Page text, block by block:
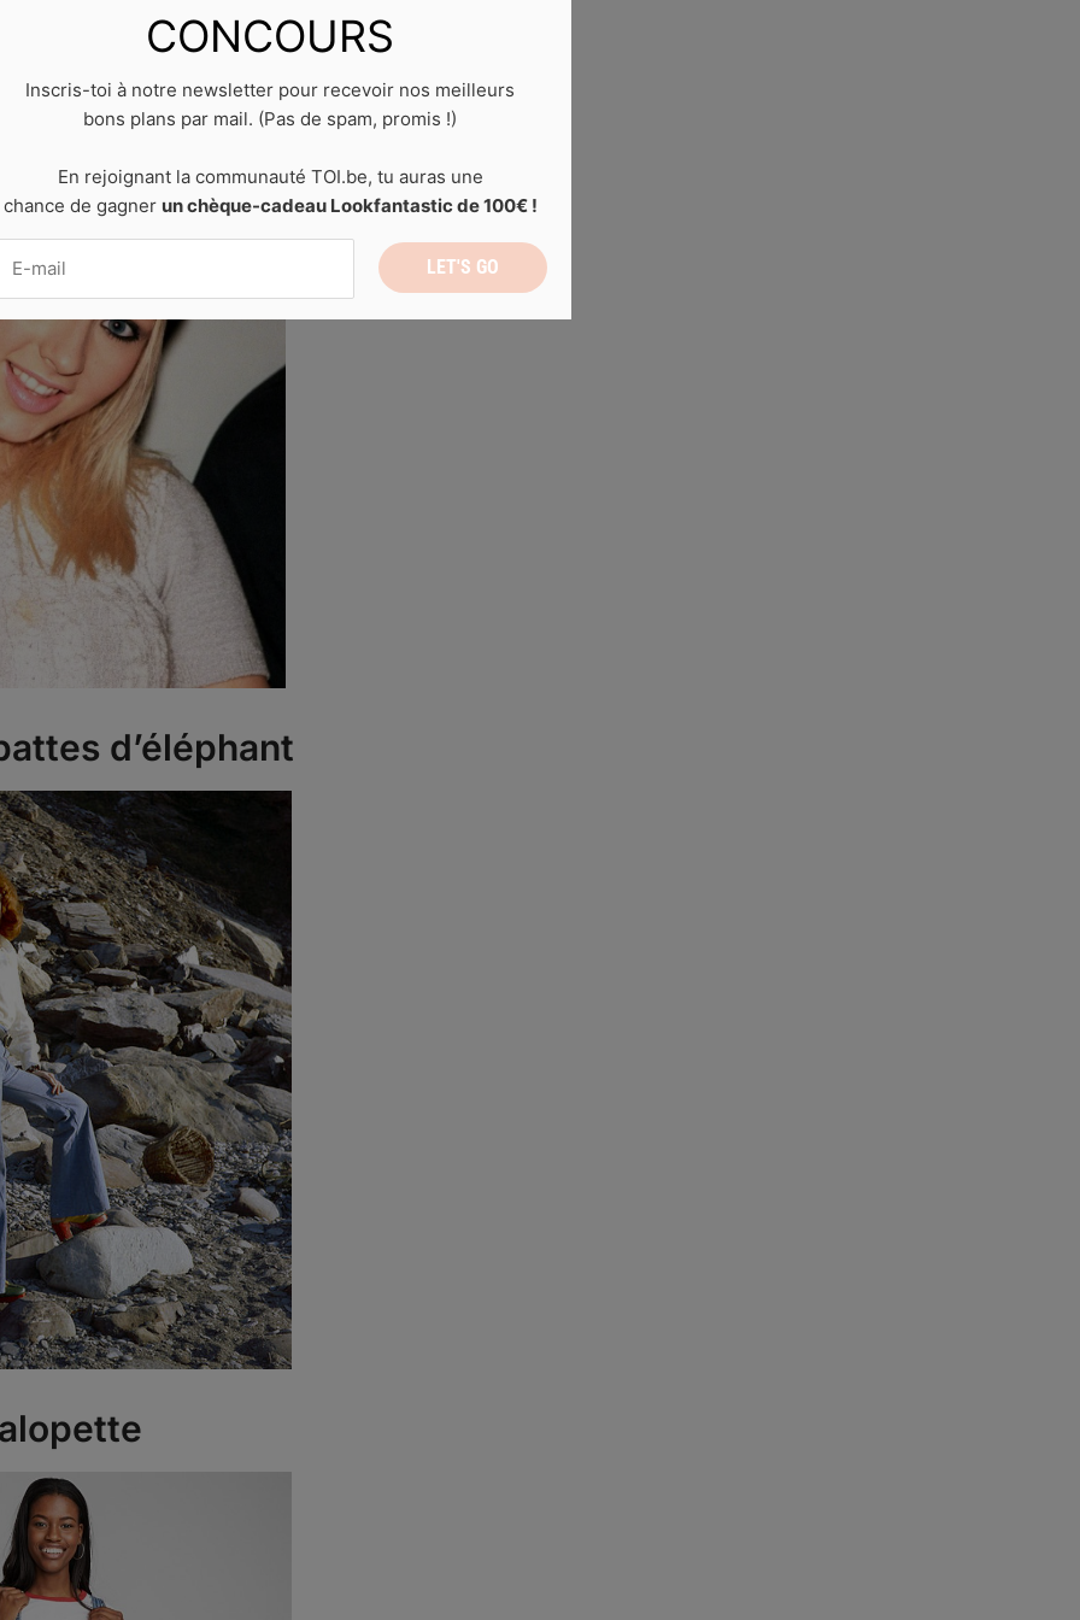
d’éléphant
CONCOURS
Inscris-toi à notre newsletter pour recevoir nos meilleurs
bons plans par mail. (Pas de spam, promis !)
En rejoignant la communauté TOI.be, tu auras une
chance de gagner un chèque-cadeau Lookfantastic de 100€ !